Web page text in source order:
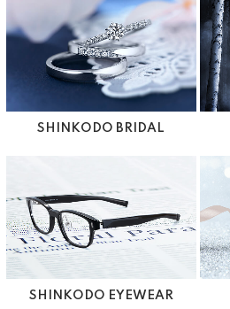
SHINKODO BRIDAL
SHINKODO EYEWEAR